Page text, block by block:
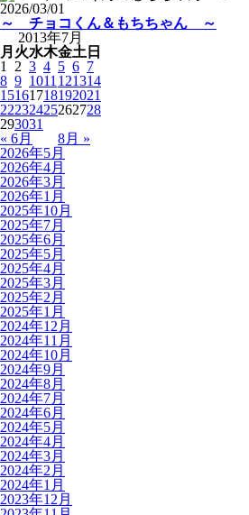
2026/03/01
～ チョコくん＆もちちゃん ～
2013年7月
月 火水木金土 日
« 6月 8月 »
1 2 3 4 5 6 7
8 9 1011 121314
15161718192021
22232425262728
293031
2026年5月
2026年4月
2026年3月
2026年1月
2025年10月
2025年7月
2025年6月
2025年5月
2025年4月
2025年3月
2025年2月
2025年1月
2024年12月
2024年11月
2024年10月
2024年9月
2024年8月
2024年7月
2024年6月
2024年5月
2024年4月
2024年3月
2024年2月
2024年1月
2023年12月